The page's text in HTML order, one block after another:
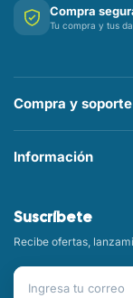
Compra
Tu compra y tus
Compra y soporte
Información
Suscríbete
Recibe ofertas,
Correo